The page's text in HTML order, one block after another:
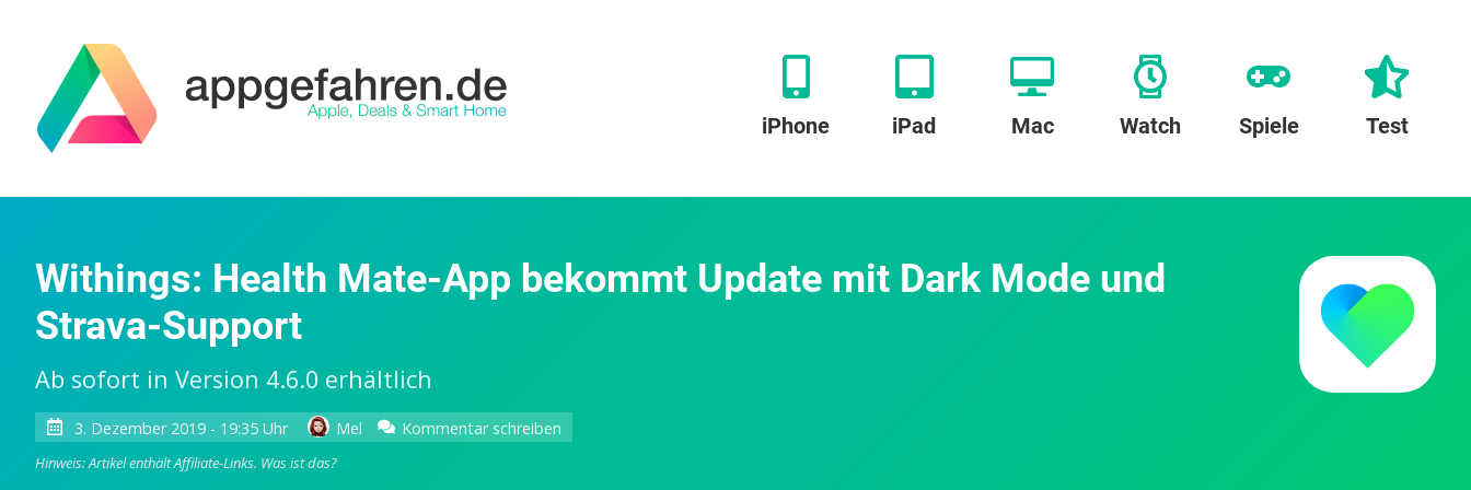
iPhone iPad Mac Watch Spiele Test
Withings: Health Mate-App bekommt Update mit Dark Mode und
Strava-Support
Ab sofort in Version 4.6.0 erhältlich
3. Dezember 2019 - 19:35 Uhr Mel Kommentar schreiben
Hinweis: Artikel enthält Affiliate-Links. Was ist das?